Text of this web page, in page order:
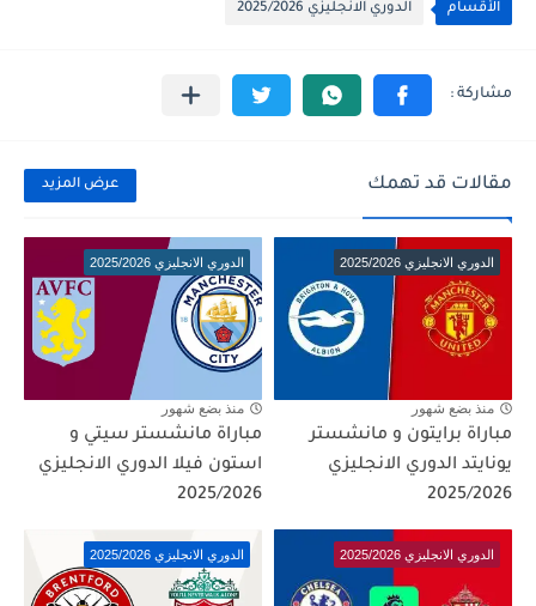
الأقسام الدوري الانجليزي 2025/2026
مقالات قد تهمك عرض المزيد
الدوري الانجليزي 2025/2026
منذ بضع شهور
مباراة برايتون و مانشستر
يونايتد الدوري الانجليزي
2025/2026
الدوري الانجليزي 2025/2026
منذ بضع شهور
مباراة مانشستر سيتي و
استون فيلا الدوري الانجليزي
2025/2026
الدوري الانجليزي 2025/2026 الدوري الانجليزي 2025/2026